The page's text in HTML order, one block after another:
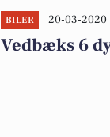
BILER 20-03-2020
Vedbæks 6